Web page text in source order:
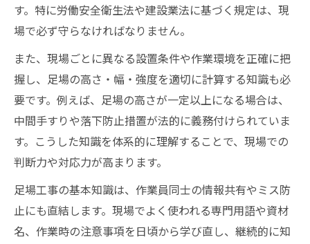
す。特に労働安全衛生法や建設業法に基づく規定は、現
場で必ず守らなければなりません。
また、現場ごとに異なる設置条件や作業環境を正確に把
握し、足場の高さ・幅・強度を適切に計算する知識も必
要です。例えば、足場の高さが一定以上になる場合は、
中間手すりや落下防止措置が法的に義務付けられていま
す。こうした知識を体系的に理解することで、現場での
判断力や対応力が高まります。
足場工事の基本知識は、作業員同士の情報共有やミス防
止にも直結します。現場でよく使われる専門用語や資材
名、作業時の注意事項を日頃から学び直し、継続的に知